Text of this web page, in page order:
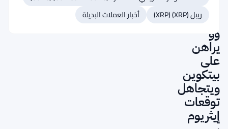
DFG
جيمس
وو
يراهن
على
بيتكوين
ويتجاهل
توقعات
إيثريوم
ريبل (XRP) (XRP)
أخبار العملات البديلة